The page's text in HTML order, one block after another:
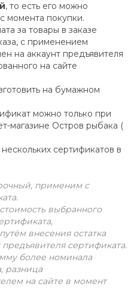
, то есть его можно
момента покупки.
за товары в заказе
с применением
на аккаунт предъявителя
на сайте
на бумажном
можно только при
магазине Остров рыбака (
сертификатов в
применим с
выбранного
внесения остатка
сертификата.
более номинала
разница
на сайте в момент